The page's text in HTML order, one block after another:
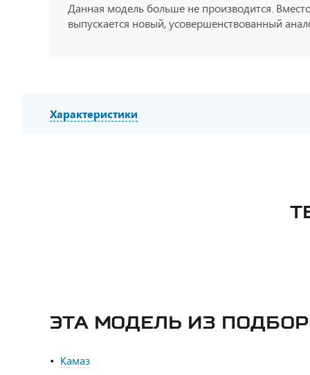
Данная модель больше не производится.
выпускается новый, усовершенствованный
Характеристики
ЭТА МОДЕЛЬ ИЗ
Камаз